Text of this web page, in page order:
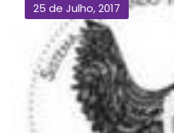
25 de Julho, 2017